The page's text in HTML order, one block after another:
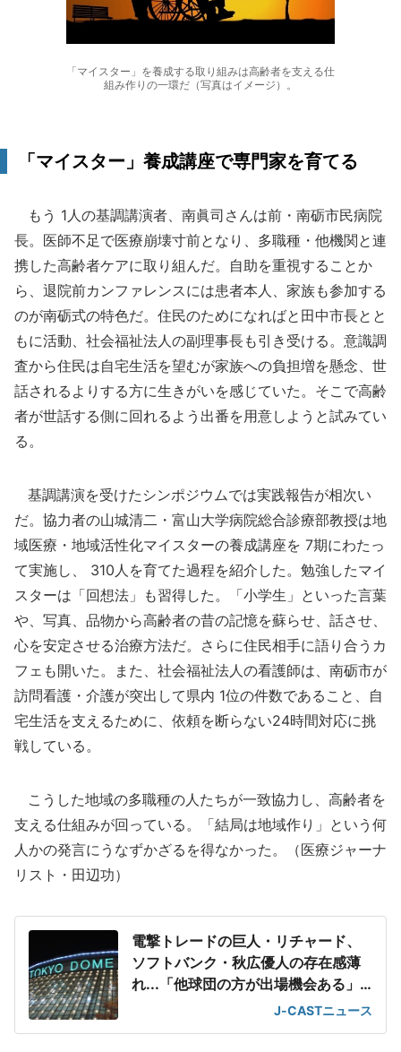
「マイスター」を養成する取り組みは高齢者を支える仕
組み作りの一環だ（写真はイメージ）。
「マイスター」養成講座で専門家を育てる
もう 1人の基調講演者、南眞司さんは前・南砺市民病院
長。医師不足で医療崩壊寸前となり、多職種・他機関と連
携した高齢者ケアに取り組んだ。自助を重視することか
ら、退院前カンファレンスには患者本人、家族も参加する
のが南砺式の特色だ。住民のためになればと田中市長とと
もに活動、社会福祉法人の副理事長も引き受ける。意識調
査から住民は自宅生活を望むが家族への負担増を懸念、世
話されるよりする方に生きがいを感じていた。そこで高齢
者が世話する側に回れるよう出番を用意しようと試みてい
る。
基調講演を受けたシンポジウムでは実践報告が相次い
だ。協力者の山城清二・富山大学病院総合診療部教授は地
域医療・地域活性化マイスターの養成講座を 7期にわたっ
て実施し、 310人を育てた過程を紹介した。勉強したマイ
スターは「回想法」も習得した。「小学生」といった言葉
や、写真、品物から高齢者の昔の記憶を蘇らせ、話させ、
心を安定させる治療方法だ。さらに住民相手に語り合うカ
フェも開いた。また、社会福祉法人の看護師は、南砺市が
訪問看護・介護が突出して県内 1位の件数であること、自
宅生活を支えるために、依頼を断らない24時間対応に挑
戦している。
こうした地域の多職種の人たちが一致協力し、高齢者を
支える仕組みが回っている。「結局は地域作り」という何
人かの発言にうなずかざるを得なかった。（医療ジャーナ
リスト・田辺功）
電撃トレードの巨人・リチャード、
ソフトバンク・秋広優人の存在感薄
れ...「他球団の方が出場機会ある」
J-CASTニュース